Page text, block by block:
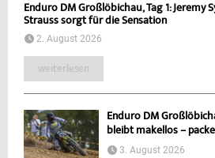
Enduro DM Großlöbichau, Tag 1: Jeremy
Strauss sorgt für die Sensation
2. August 2026
weiterlesen
Enduro DM
bleibt makellos –
3. August 2026